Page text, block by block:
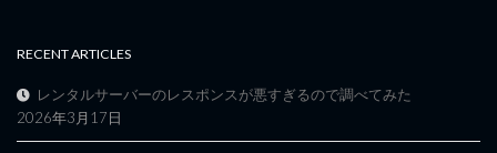
RECENT ARTICLES
レンタルサーバーのレスポンスが悪すぎるので調べてみた
2026年3月17日